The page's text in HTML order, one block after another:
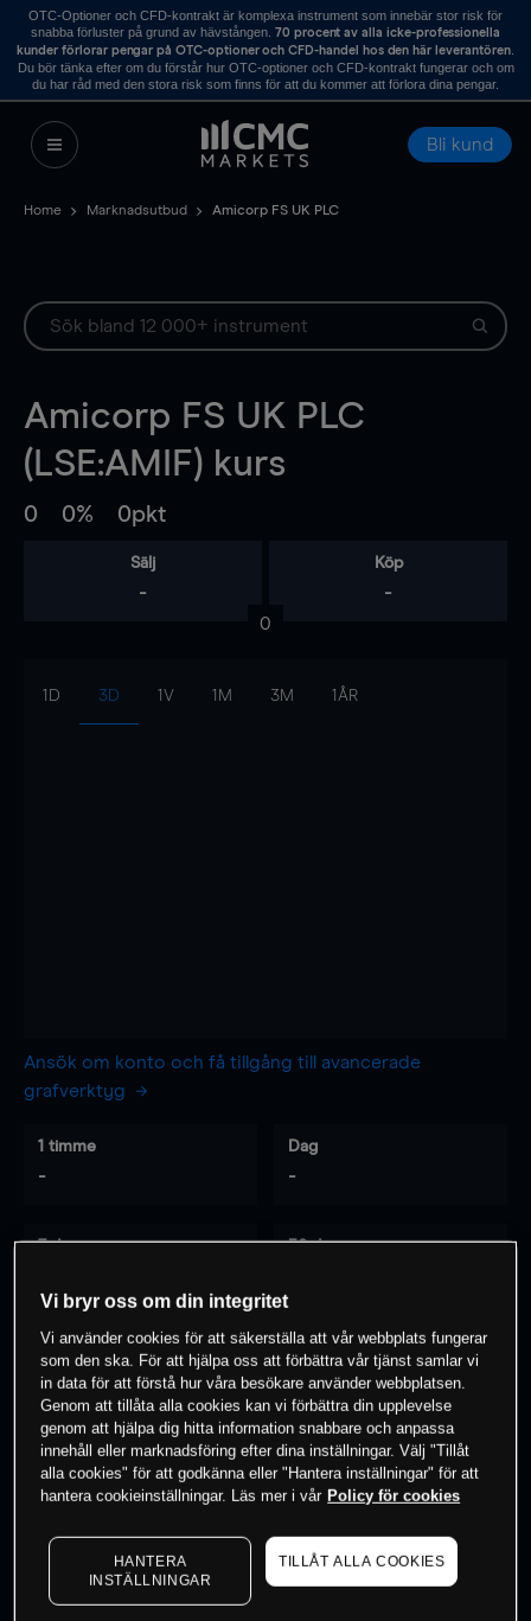
OTC-Optioner och CFD-kontrakt är komplexa instrument som innebär stor risk för
snabba förluster på grund av hävstången. 70 procent av alla icke-professionella
kunder förlorar pengar på OTC-optioner och CFD-handel hos den här leverantören.
Du bör tänka efter om du förstår hur OTC-optioner och CFD-kontrakt fungerar och om
du har råd med den stora risk som finns för att du kommer att förlora dina pengar.
Bli kund
Home Marknadsutbud Amicorp FS UK PLC
Amicorp FS UK PLC
(LSE:AMIF) kurs
0 0% 0pkt
Sälj
-
Köp
-
0
1D 3D 1V 1M 3M 1ÅR
Ansök om konto och få tillgång till avancerade
grafverktyg
1 timme
-
Dag
-
7 dagar 30 dagar
0% av kunderna har en position i detta
instrument
Börja handla
Vi bryr oss om din integritet
Vi använder cookies för att säkerställa att vår webbplats fungerar
som den ska. För att hjälpa oss att förbättra vår tjänst samlar vi
in data för att förstå hur våra besökare använder webbplatsen.
Genom att tillåta alla cookies kan vi förbättra din upplevelse
genom att hjälpa dig hitta information snabbare och anpassa
innehåll eller marknadsföring efter dina inställningar. Välj "Tillåt
alla cookies" för att godkänna eller "Hantera inställningar" för att
hantera cookieinställningar. Läs mer i vår Policy för cookies
HANTERA
INSTÄLLNINGAR
TILLÅT ALLA COOKIES